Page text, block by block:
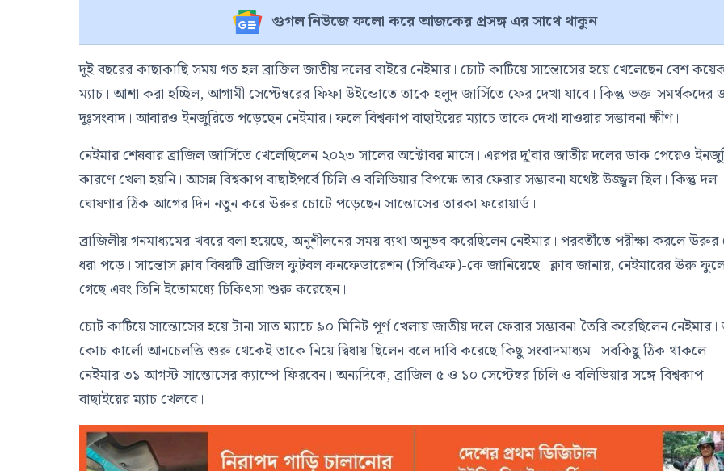
গুগল নিউজে ফলো করে আজকের প্রসঙ্গ এর সাথে থাকুন
দুই বছরের কাছাকাছি সময় গত হল ব্রাজিল জাতীয় দলের বাইরে নেইমার। চোট কাটিয়ে সান্তোসের হয়ে খেলেছেন বেশ
ম্যাচ। আশা করা হচ্ছিল, আগামী সেপ্টেম্বরের ফিফা উইন্ডোতে তাকে হলুদ জার্সিতে ফের দেখা যাবে। কিন্তু ভক্ত-সমর্থকদের
দুঃসংবাদ। আবারও ইনজুরিতে পড়েছেন নেইমার। ফলে বিশ্বকাপ বাছাইয়ের ম্যাচে তাকে দেখা যাওয়ার সম্ভাবনা ক্ষীণ।
নেইমার শেষবার ব্রাজিল জার্সিতে খেলেছিলেন ২০২৩ সালের অক্টোবর মাসে। এরপর দু’বার জাতীয় দলের ডাক পেয়েও
কারণে খেলা হয়নি। আসন্ন বিশ্বকাপ বাছাইপর্বে চিলি ও বলিভিয়ার বিপক্ষে তার ফেরার সম্ভাবনা যথেষ্ট উজ্জ্বল ছিল। কিন্তু দল
ঘোষণার ঠিক আগের দিন নতুন করে ঊরুর চোটে পড়েছেন সান্তোসের তারকা ফরোয়ার্ড।
ব্রাজিলীয় গনমাধ্যমের খবরে বলা হয়েছে, অনুশীলনের সময় ব্যথা অনুভব করেছিলেন নেইমার। পরবর্তীতে পরীক্ষা করলে
ধরা পড়ে। সান্তোস ক্লাব বিষয়টি ব্রাজিল ফুটবল কনফেডারেশন (সিবিএফ)-কে জানিয়েছে। ক্লাব জানায়, নেইমারের ঊরু
গেছে এবং তিনি ইতোমধ্যে চিকিৎসা শুরু করেছেন।
চোট কাটিয়ে সান্তোসের হয়ে টানা সাত ম্যাচে ৯০ মিনিট পূর্ণ খেলায় জাতীয় দলে ফেরার সম্ভাবনা তৈরি করেছিলেন
কোচ কার্লো আনচেলত্তি শুরু থেকেই তাকে নিয়ে দ্বিধায় ছিলেন বলে দাবি করেছে কিছু সংবাদমাধ্যম। সবকিছু ঠিক থাকলে
নেইমার ৩১ আগস্ট সান্তোসের ক্যাম্পে ফিরবেন। অন্যদিকে, ব্রাজিল ৫ ও ১০ সেপ্টেম্বর চিলি ও বলিভিয়ার সঙ্গে বিশ্বকাপ
বাছাইয়ের ম্যাচ খেলবে।